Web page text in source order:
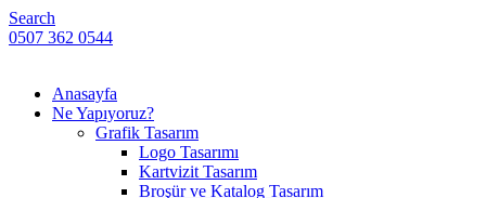
Search
0507 362 0544
Anasayfa
Ne Yapıyoruz?
Grafik Tasarım
Logo Tasarımı
Kartvizit Tasarım
Broşür ve Katalog Tasarım